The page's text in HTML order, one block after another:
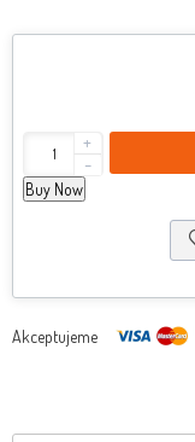
+
-
Buy Now
Akceptujeme